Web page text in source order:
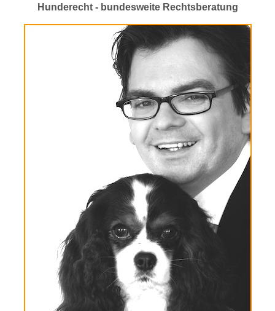
Hunderecht - bundesweite Rechtsberatung